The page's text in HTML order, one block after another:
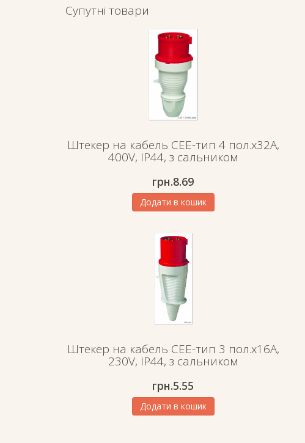
Супутні товари
Штекер на кабель СЕЕ-тип 4 пол.х32А,
400V, IP44, з сальником
грн.8.69
Додати в кошик
Штекер на кабель СЕЕ-тип 3 пол.х16А,
230V, IP44, з сальником
грн.5.55
Додати в кошик